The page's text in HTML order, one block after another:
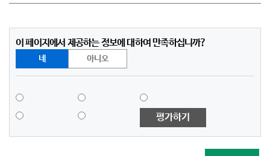
이 페이지에서 제공하는 정보에 대하여 만족하십니까?
네 아니오
평가하기